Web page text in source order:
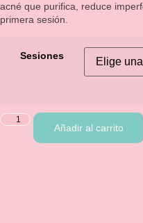
acné que purifica, reduce
primera sesión.
Sesiones
Añadir al carrito